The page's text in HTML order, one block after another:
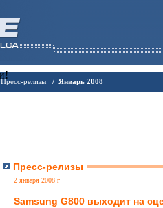
Пресс-релизы / Январь 2008
Пресс-релизы
2 января 2008 г
Samsung G800 выходит на